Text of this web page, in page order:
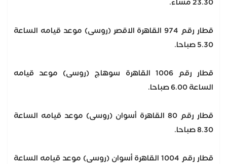
23.30 مساء.
قطار رقم 974 القاهرة الاقصر (روسى) موعد قيامه الساعة
5.30 صباحا.
قطار رقم 1006 القاهرة سوهاج (روسى) موعد قيامه
الساعة 6.00 صباحا.
قطار رقم 80 القاهرة أسوان (روسى) موعد قيامه الساعة
8.30 صباحا.
قطار رقم 1004 القاهرة أسوان (روسى) موعد قيامه الساعة